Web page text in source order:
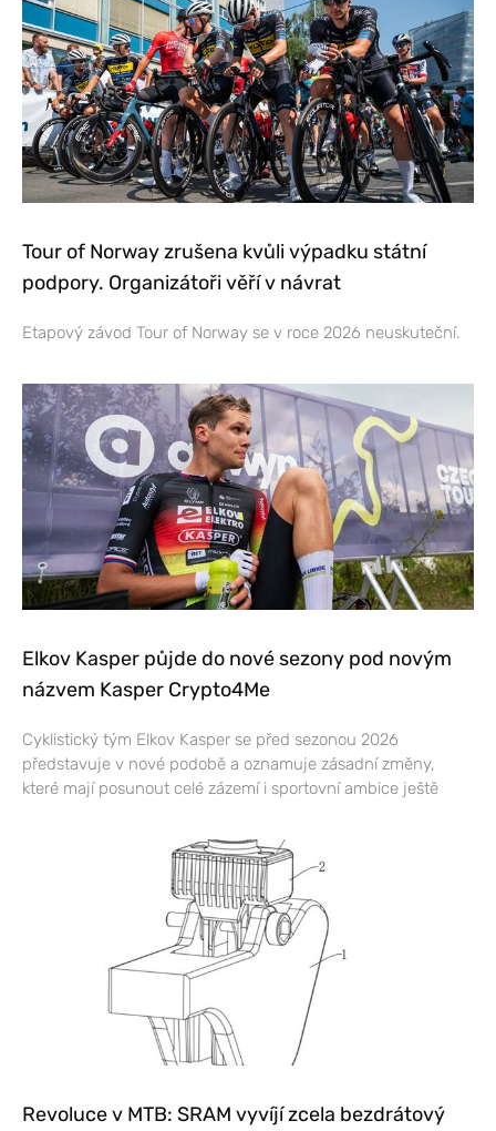
Tour of Norway zrušena kvůli výpadku státní
podpory. Organizátoři věří v návrat
Etapový závod Tour of Norway se v roce 2026 neuskuteční.
Elkov Kasper půjde do nové sezony pod novým
názvem Kasper Crypto4Me
Cyklistický tým Elkov Kasper se před sezonou 2026
představuje v nové podobě a oznamuje zásadní změny,
které mají posunout celé zázemí i sportovní ambice ještě
Revoluce v MTB: SRAM vyvíjí zcela bezdrátový